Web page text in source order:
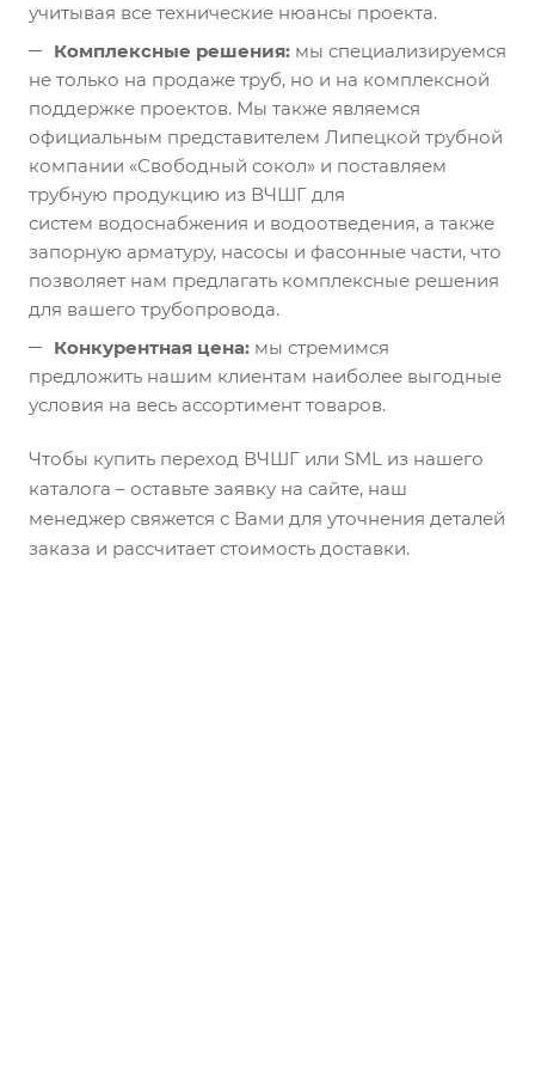
учитывая все технические нюансы проекта.
Комплексные решения: мы специализируемся
не только на продаже труб, но и на комплексной
поддержке проектов. Мы также являемся
официальным представителем Липецкой трубной
компании «Свободный сокол» и поставляем
трубную продукцию из ВЧШГ для
систем водоснабжения и водоотведения, а также
запорную арматуру, насосы и фасонные части, что
позволяет нам предлагать комплексные решения
для вашего трубопровода.
Конкурентная цена: мы стремимся
предложить нашим клиентам наиболее выгодные
условия на весь ассортимент товаров.
Чтобы купить переход ВЧШГ или SML из нашего
каталога – оставьте заявку на сайте, наш
менеджер свяжется с Вами для уточнения деталей
заказа и рассчитает стоимость доставки.